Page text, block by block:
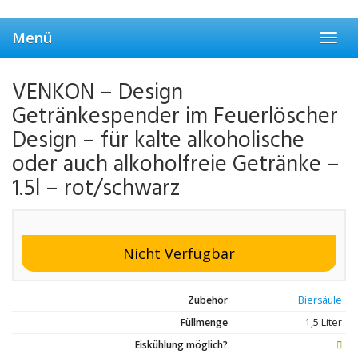
to
main
content
Menü
VENKON – Design
Getränkespender im Feuerlöscher
Design – für kalte alkoholische
oder auch alkoholfreie Getränke –
1.5l – rot/schwarz
Nicht Verfügbar
Zubehör
Biersäule
Füllmenge
1,5 Liter
Eiskühlung möglich?